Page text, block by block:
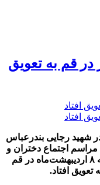
قم به تعویق
شهید رجایی بندرعباس
اجتماع دختران و
جشن روز دختر که قرار بود در روز دوشنبه ۸ اردیبهشت‌ماه در قم